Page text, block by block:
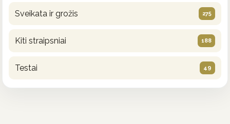
Sveikata ir grožis 275
Kiti straipsniai 188
Testai 49